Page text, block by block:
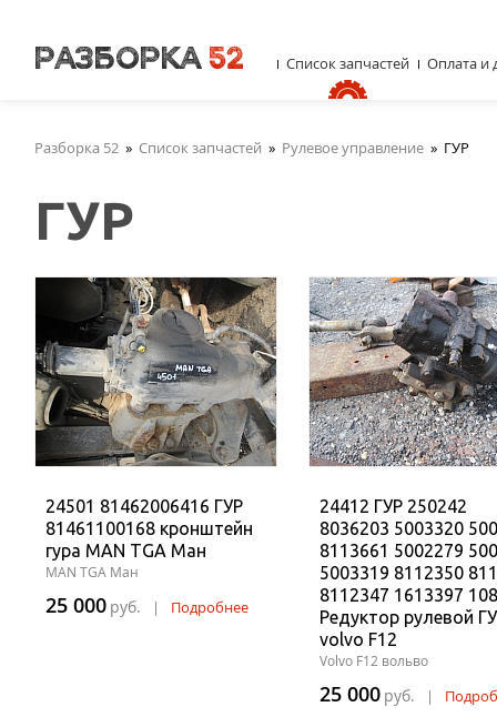
Разборка 52 » Список запчастей » Рулевое управление » ГУР
ГУР
24501 81462006416 ГУР
81461100168 кронштейн
гура MAN TGA Ман
MAN TGA Ман
25 000 руб. | Подробнее
24412 ГУР 250242
8036203 5003320
8113661 5002279
5003319 8112350
8112347 1613397
Редуктор рулевой
volvo F12
Volvo F12 вольво
25 000 руб. |
Список запчастей Оплата и